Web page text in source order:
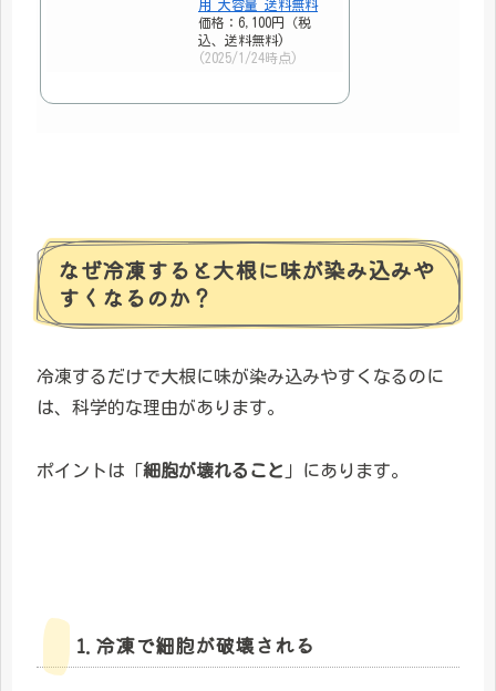
用 大容量 送料無料
価格：6,100円（税
込、送料無料)
(2025/1/24時点)
なぜ冷凍すると大根に味が染み込みや
すくなるのか？
冷凍するだけで大根に味が染み込みやすくなるのに
は、科学的な理由があります。
ポイントは「細胞が壊れること 」にあります。
1. 冷凍で細胞が破壊される